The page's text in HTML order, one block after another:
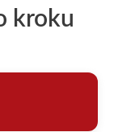
kroku